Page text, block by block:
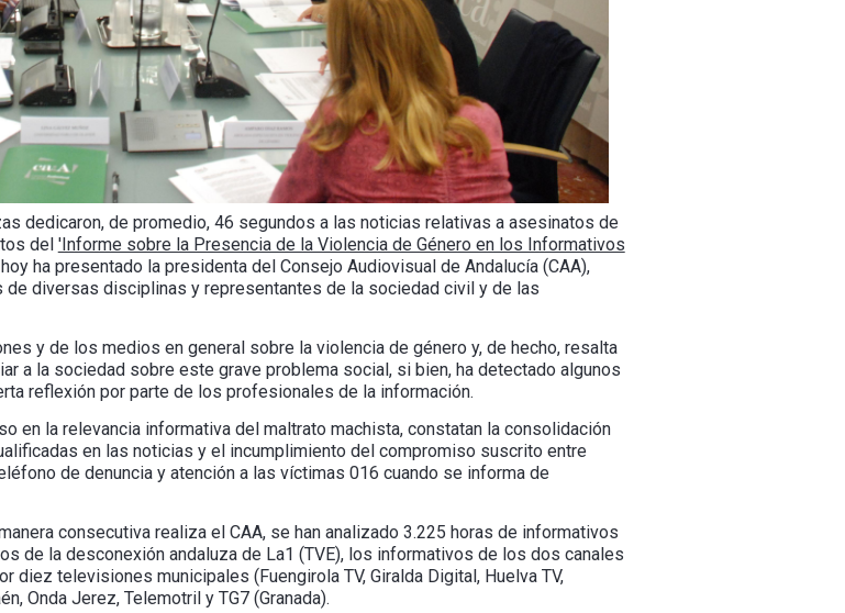
dedicaron, de promedio, 46 segundos a las noticias relativas a asesinatos de
del 'Informe sobre la Presencia de la Violencia de Género en los Informativos
ha presentado la presidenta del Consejo Audiovisual de Andalucía (CAA),
de diversas disciplinas y representantes de la sociedad civil y de las
y de los medios en general sobre la violencia de género y, de hecho, resalta
a la sociedad sobre este grave problema social, si bien, ha detectado algunos
reflexión por parte de los profesionales de la información.
en la relevancia informativa del maltrato machista, constatan la consolidación
en las noticias y el incumplimiento del compromiso suscrito entre
de denuncia y atención a las víctimas 016 cuando se informa de
consecutiva realiza el CAA, se han analizado 3.225 horas de informativos
de la desconexión andaluza de La1 (TVE), los informativos de los dos canales
diez televisiones municipales (Fuengirola TV, Giralda Digital, Huelva TV,
Onda Jerez, Telemotril y TG7 (Granada).